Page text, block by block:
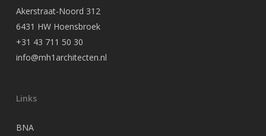
Akerstraat-Noord 312
6431 HW Hoensbroek
+31 43 711 50 30
info@mh1architecten.nl
Links
BNA